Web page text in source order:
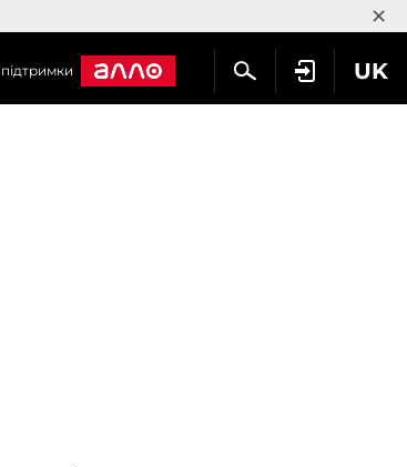
×
UK